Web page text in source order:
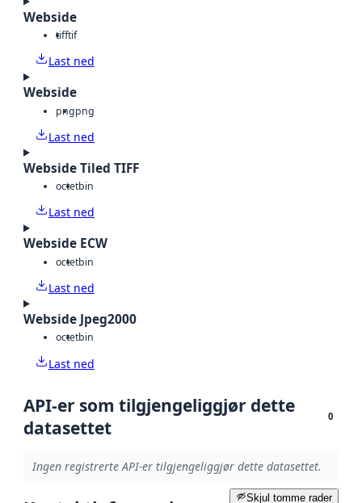
Webside
tifftif
Last ned
Webside
pngpng
Last ned
Webside Tiled TIFF
octetbin
Last ned
Webside ECW
octetbin
Last ned
Webside Jpeg2000
octetbin
Last ned
API-er som tilgjengeliggjør dette
datasettet
0
Ingen registrerte API-er tilgjengeliggjør dette datasettet.
Skjul tomme rader